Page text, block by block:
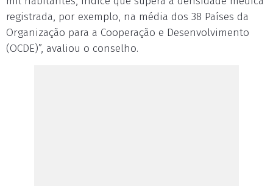
registrada, por exemplo, na média dos 38 Países da
Organização para a Cooperação e Desenvolvimento
(OCDE)”, avaliou o conselho.